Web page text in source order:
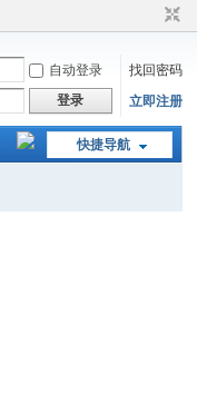
自动登录
找回密码
登录 立即注册
快捷导航